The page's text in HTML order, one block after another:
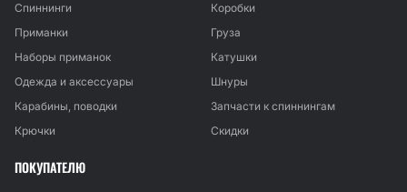
Спиннинги
Коробки
Приманки
Груза
Наборы приманок
Катушки
Одежда и аксессуары
Шнуры
Карабины, поводки
Запчасти к спиннингам
Крючки
Скидки
ПОКУПАТЕЛЮ